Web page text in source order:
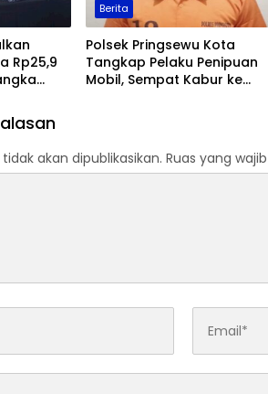
Rp25,9
Berita
Polsek Pringsewu Kota
Tangkap Pelaku Penipuan
Mobil, Sempat Kabur ke
akan dipublikasikan. Ruas yang